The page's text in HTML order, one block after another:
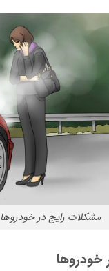
مشکلات رایج در خودروها
خودروها